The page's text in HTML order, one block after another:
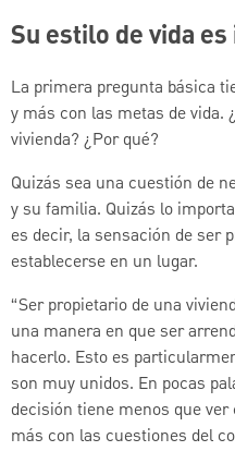
Su estilo de vida
La primera pregunta básica
y más con las metas de vida.
vivienda? ¿Por qué?
Quizás sea una cuestión de
y su familia. Quizás lo
es decir, la sensación de ser
establecerse en un lugar.
“Ser propietario de una
una manera en que ser
hacerlo. Esto es
son muy unidos. En pocas
decisión tiene menos que
más con las cuestiones del